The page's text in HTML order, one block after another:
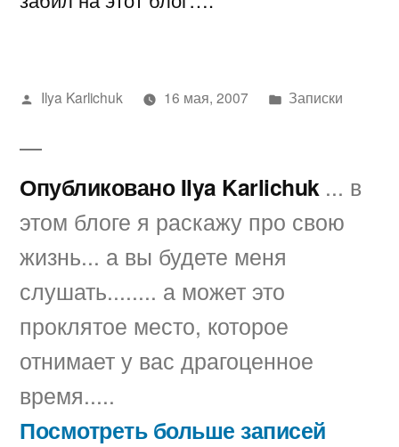
Написано
Ilya Karlichuk 16 мая, 2007
Написано
Записки
Опубликовано Ilya Karlichuk ... в
этом блоге я раскажу про свою
жизнь... а вы будете меня
слушать........ а может это
проклятое место, которое
отнимает у вас драгоценное
время.....
Посмотреть больше записей